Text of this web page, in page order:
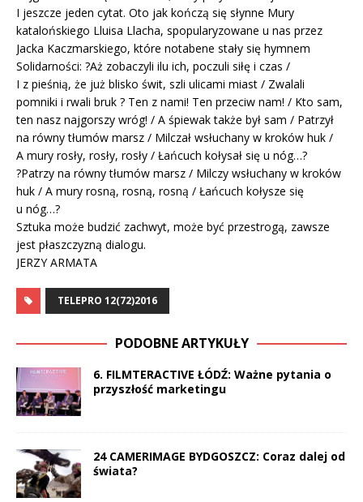
I jeszcze jeden cytat. Oto jak kończą się słynne Mury
katalońskiego Lluisa Llacha, spopularyzowane u nas przez
Jacka Kaczmarskiego, które notabene stały się hymnem
Solidarności: ?Aż zobaczyli ilu ich, poczuli siłę i czas /
I z pieśnią, że już blisko świt, szli ulicami miast / Zwalali
pomniki i rwali bruk ? Ten z nami! Ten przeciw nam! / Kto sam,
ten nasz najgorszy wróg! / A śpiewak także był sam / Patrzył
na równy tłumów marsz / Milczał wsłuchany w kroków huk /
A mury rosły, rosły, rosły / Łańcuch kołysał się u nóg…?
?Patrzy na równy tłumów marsz / Milczy wsłuchany w kroków
huk / A mury rosną, rosną, rosną / Łańcuch kołysze się
u nóg…?
Sztuka może budzić zachwyt, może być przestrogą, zawsze
jest płaszczyzną dialogu.
JERZY ARMATA
TELEPRO 12(72)2016
PODOBNE ARTYKUŁY
6. FILMTERACTIVE ŁÓDŹ: Ważne pytania o
przyszłość marketingu
24 CAMERIMAGE BYDGOSZCZ: Coraz dalej od
świata?